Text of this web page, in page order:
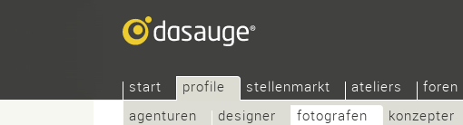
start
profile
agenturen
designer fotografen konzepter
stellenmarkt ateliers foren